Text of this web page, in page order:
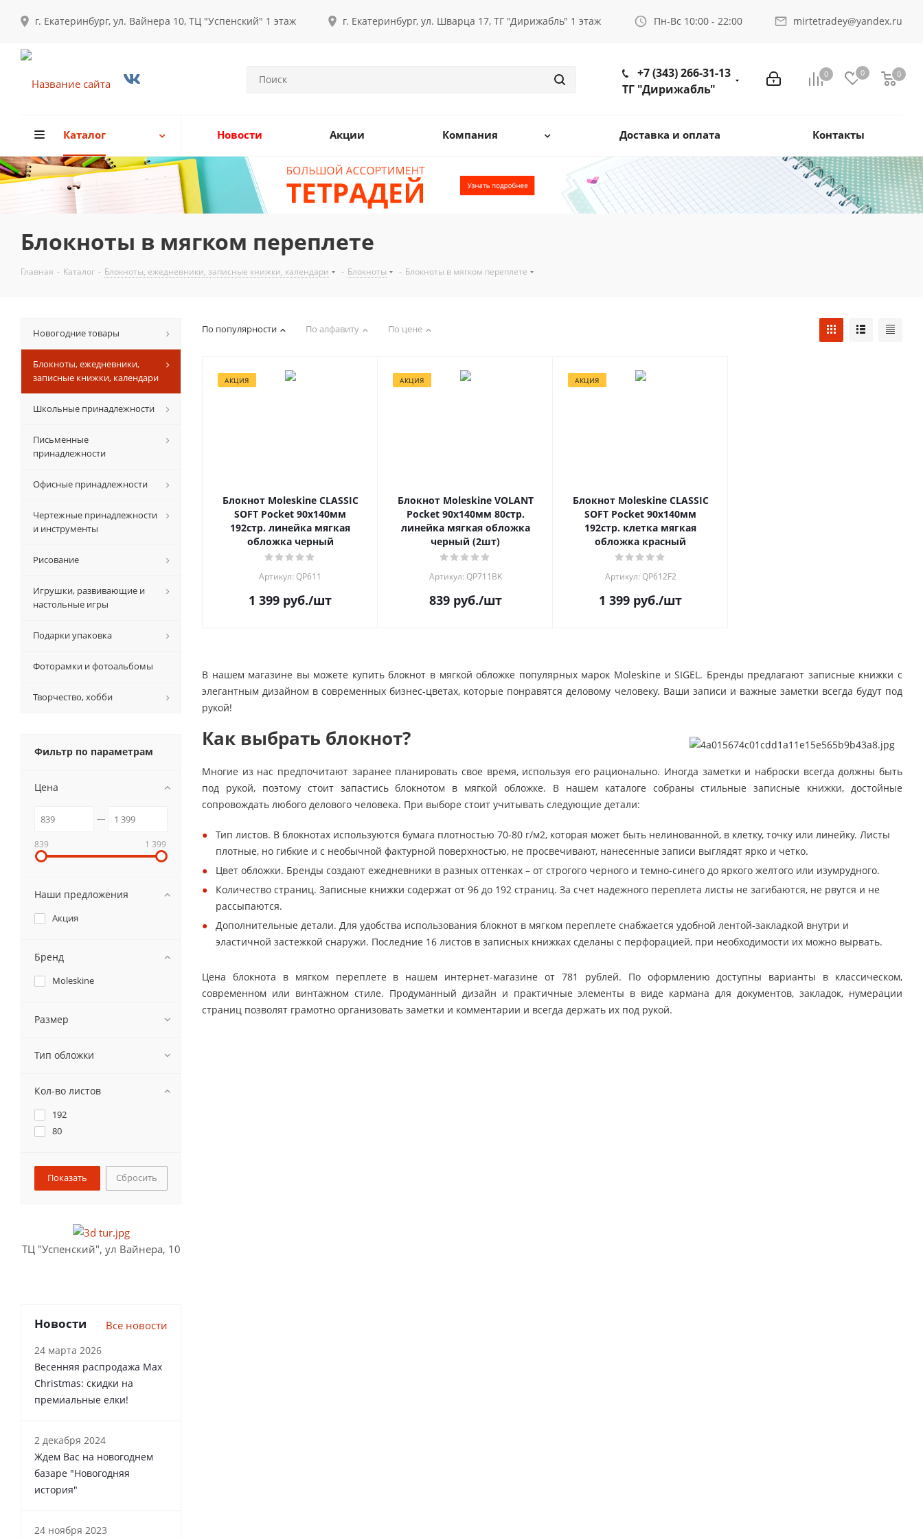
г. Екатеринбург, ул. Вайнера 10, ТЦ "Успенский" 1 этаж г. Екатеринбург, ул. Шварца 17, ТГ "Дирижабль" 1 этаж Пн-Вс 10:00 - 22:00 mirtetradey@yandex.ru
0 0 0
+7 (343) 266-31-13
ТГ "Дирижабль"
Каталог Новости Акции Компания Доставка и оплата Контакты
Блокноты в мягком переплете
Главная - Каталог - Блокноты, ежедневники, записные книжки, календари - Блокноты - Блокноты в мягком переплете
По популярности По алфавиту По цене
АКЦИЯ
Блокнот Moleskine CLASSIC
SOFT Pocket 90x140мм
192стр. линейка мягкая
обложка черный
Артикул: QP611
1 399 руб./шт
АКЦИЯ
Блокнот Moleskine VOLANT
Pocket 90x140мм 80стр.
линейка мягкая обложка
черный (2шт)
Артикул: QP711BK
839руб./шт
АКЦИЯ
Блокнот Moleskine CLASSIC
SOFT Pocket 90x140мм
192стр. клетка мягкая
обложка красный
Артикул: QP612F2
1 399 руб./шт
В нашем магазине вы можете купить блокнот в мягкой обложке популярных марок Moleskine и SIGEL. Бренды предлагают записные книжки с
элегантным дизайном в современных бизнес-цветах, которые понравятся деловому человеку. Ваши записи и важные заметки всегда будут под
рукой!
Как выбрать блокнот?
Многие из нас предпочитают заранее планировать свое время, используя его рационально. Иногда заметки и наброски всегда должны быть
под рукой, поэтому стоит запастись блокнотом в мягкой обложке. В нашем каталоге собраны стильные записные книжки, достойные
сопровождать любого делового человека. При выборе стоит учитывать следующие детали:
Тип листов. В блокнотах используются бумага плотностью 70-80 г/м2, которая может быть нелинованной, в клетку, точку или линейку. Листы
плотные, но гибкие и с необычной фактурной поверхностью, не просвечивают, нанесенные записи выглядят ярко и четко.
Цвет обложки. Бренды создают ежедневники в разных оттенках – от строгого черного и темно-синего до яркого желтого или изумрудного.
Количество страниц. Записные книжки содержат от 96 до 192 страниц. За счет надежного переплета листы не загибаются, не рвутся и не
рассыпаются.
Дополнительные детали. Для удобства использования блокнот в мягком переплете снабжается удобной лентой-закладкой внутри и
эластичной застежкой снаружи. Последние 16 листов в записных книжках сделаны с перфорацией, при необходимости их можно вырвать.
Цена блокнота в мягком переплете в нашем интернет-магазине от 781 рублей. По оформлению доступны варианты в классическом,
современном или винтажном стиле. Продуманный дизайн и практичные элементы в виде кармана для документов, закладок, нумерации
страниц позволят грамотно организовать заметки и комментарии и всегда держать их под рукой.
Новогодние товары
Блокноты, ежедневники,
записные книжки, календари
Школьные принадлежности
Письменные
принадлежности
Офисные принадлежности
Чертежные принадлежности
и инструменты
Рисование
Игрушки, развивающие и
настольные игры
Подарки упаковка
Фоторамки и фотоальбомы
Творчество, хобби
Фильтр по параметрам
Цена
839 1 399
Наши предложения
Акция
Бренд
Moleskine
Размер
Тип обложки
Кол-во листов
192
80
Сбросить
ТЦ "Успенский", ул Вайнера, 10
Новости Все новости
24 марта 2026
Весенняя распродажа Max
Christmas: скидки на
премиальные елки!
2 декабря 2024
Ждем Вас на новогоднем
базаре "Новогодняя
история"
24 ноября 2023